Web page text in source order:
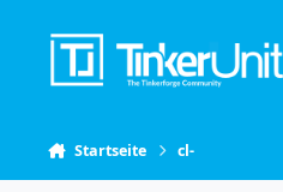
Startseite cl-